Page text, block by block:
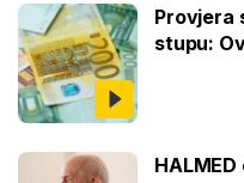
Provjera
stupu: